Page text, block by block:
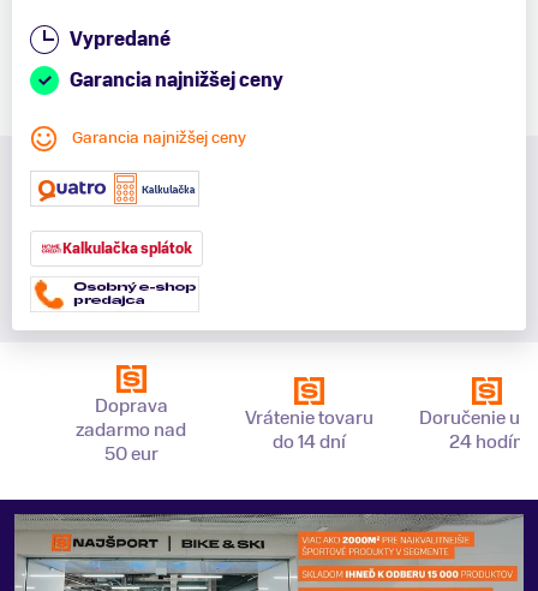
Vypredané
Garancia najnižšej ceny
Garancia najnižšej ceny
Kalkulačka splátok
Doprava
zadarmo nad
50 eur
Vrátenie tovaru
do 14 dní
Doručenie už
24 hodín